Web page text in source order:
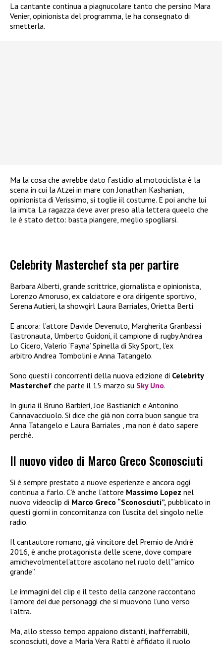
La cantante continua a piagnucolare tanto che persino Mara
Venier, opinionista del programma, le ha consegnato di
smetterla.
Ma la cosa che avrebbe dato fastidio al motociclista è la
scena in cui la Atzei in mare con Jonathan Kashanian,
opinionista di Verissimo, si toglie iil costume. E poi anche lui
la imita. La ragazza deve aver preso alla lettera queelo che
le è stato detto: basta piangere, meglio spogliarsi.
Celebrity Masterchef sta per partire
Barbara Alberti, grande scrittrice, giornalista e opinionista,
Lorenzo Amoruso, ex calciatore e ora dirigente sportivo,
Serena Autieri, la showgirl Laura Barriales, Orietta Berti.
E ancora: l’attore Davide Devenuto, Margherita Granbassi
l’astronauta, Umberto Guidoni, il campione di rugby Andrea
Lo Cicero, Valerio ‘Fayna’ Spinella di Sky Sport, l’ex
arbitro Andrea Tombolini e Anna Tatangelo.
Sono questi i concorrenti della nuova edizione di Celebrity
Masterchef che parte il 15 marzo su Sky Uno.
In giuria il Bruno Barbieri, Joe Bastianich e Antonino
Cannavacciuolo. Si dice che già non corra buon sangue tra
Anna Tatangelo e Laura Barriales , ma non è dato sapere
perchè.
Il nuovo video di Marco Greco Sconosciuti
Si è sempre prestato a nuove esperienze e ancora oggi
continua a farlo. C’è anche l’attore Massimo Lopez nel
nuovo videoclip di Marco Greco “Sconosciuti”, pubblicato in
questi giorni in concomitanza con l’uscita del singolo nelle
radio.
Il cantautore romano, già vincitore del Premio de Andrè
2016, è anche protagonista delle scene, dove compare
amichevolmentel’attore ascolano nel ruolo dell'”amico
grande”.
Le immagini del clip e il testo della canzone raccontano
l’amore dei due personaggi che si muovono l’uno verso
l’altra.
Ma, allo stesso tempo appaiono distanti, inafferrabili,
sconosciuti, dove a Maria Vera Ratti è affidato il ruolo